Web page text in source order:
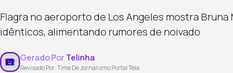
Flagra no aeroporto de Los Angeles mostra
idênticos, alimentando rumores de noivado
Gerado PorTelinha
Revisado Por: Time De Jornalismo Portal Tela